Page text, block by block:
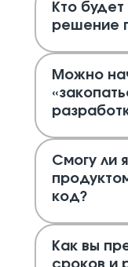
Кто
решение
Можно
Смогу ли
код?
Как вы